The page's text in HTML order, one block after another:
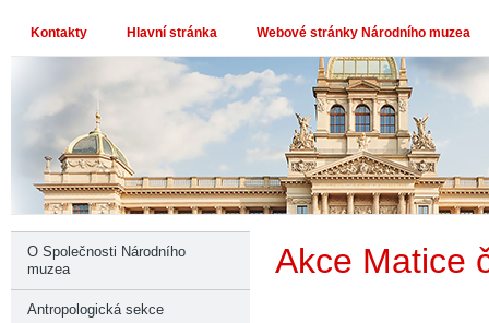
Kontakty Hlavní stránka Webové stránky Národního muzea
Akce Matice
O Společnosti Národního
muzea
Antropologická sekce